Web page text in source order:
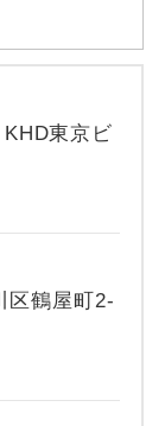
東京ビ
区鶴屋町2-